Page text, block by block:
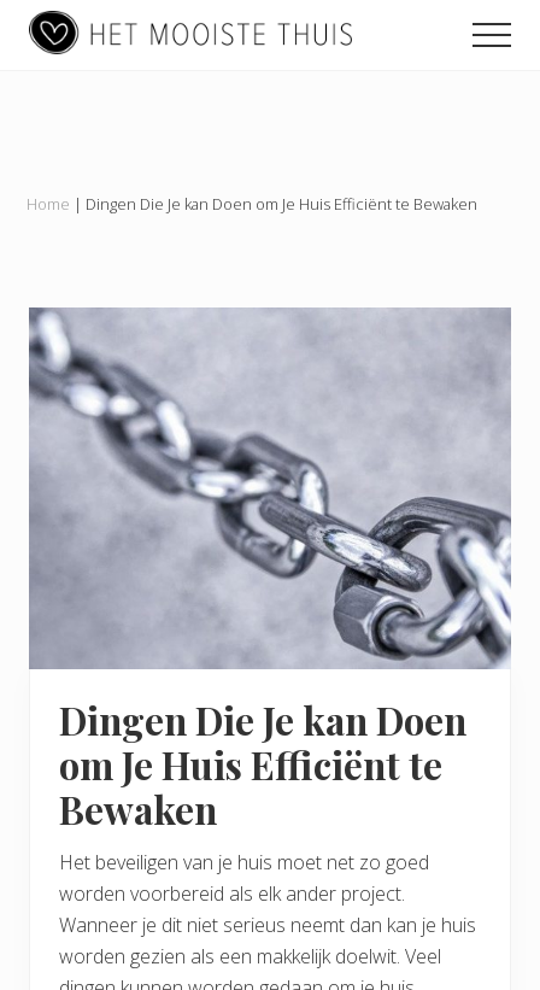
Menu
Skip
Skip
Skip
Main
navigation
Home | Dingen Die Je kan Doen om Je Huis Efficiënt te Bewaken
Dingen Die Je kan Doen
om Je Huis Efficiënt te
Bewaken
Het beveiligen van je huis moet net zo goed
worden voorbereid als elk ander project.
Wanneer je dit niet serieus neemt dan kan je huis
worden gezien als een makkelijk doelwit. Veel